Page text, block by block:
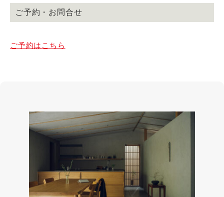
ご予約・お問合せ
ご予約はこちら